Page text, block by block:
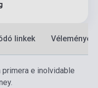
linkek Vélemények
e inolvidable